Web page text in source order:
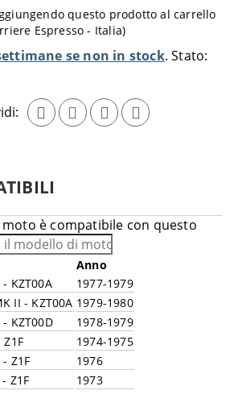
se non in stock Stato:
questo prodotto al carrello
Espresso - Italia)
è compatibile con questo
Anno
KZT00A
1977-1979
II - KZT00A 1979-1980
KZT00D
1978-1979
Z1F
1974-1975
Z1F
1976
Z1F 1973